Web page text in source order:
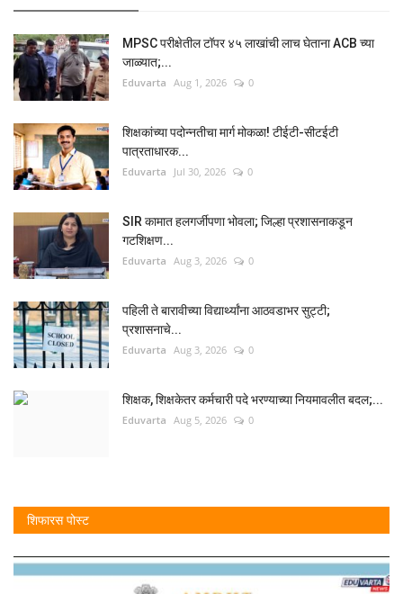
MPSC परीक्षेतील टॉपर ४५ लाखांची लाच घेताना ACB च्या
जाळ्यात;...
Eduvarta Aug 1, 2026 0
शिक्षकांच्या पदोन्नतीचा मार्ग मोकळा! टीईटी-सीटईटी
पात्रताधारक...
Eduvarta Jul 30, 2026 0
SIR कामात हलगर्जीपणा भोवला; जिल्हा प्रशासनाकडून
गटशिक्षण...
Eduvarta Aug 3, 2026 0
पहिली ते बारावीच्या विद्यार्थ्यांना आठवडाभर सुट्टी;
प्रशासनाचे...
Eduvarta Aug 3, 2026 0
शिक्षक, शिक्षकेतर कर्मचारी पदे भरण्याच्या नियमावलीत बदल;...
Eduvarta Aug 5, 2026 0
शिफारस पोस्ट